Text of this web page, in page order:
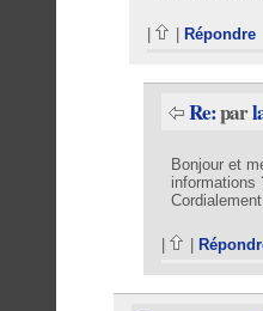
Répondre
Re:par
Bonjour et
informations
Cordialement
|